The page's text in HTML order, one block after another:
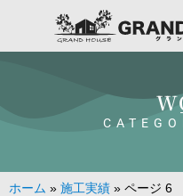
ホーム » 施工実績 » ページ 6